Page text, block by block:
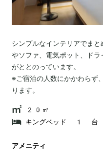
シンプルなインテリアでま
やソファ、電気ポット、ド
がととのっています。
※ご宿泊の人数にかかわらず
ります。
20㎡
キングベッド 1 台
アメニティ